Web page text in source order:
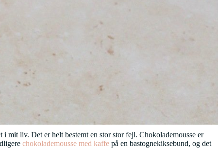
mit liv. Det er helt bestemt en stor stor fejl. Chokolademousse er
chokolademousse med kaffe på en bastognekiksebund, og det